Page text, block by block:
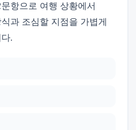
항으로 여행 상황에서
과 조심할 지점을 가볍게
.